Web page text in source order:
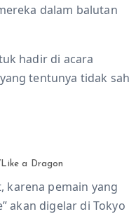
dalam balutan
hadir di acara
tentunya tidak sah
a Dragon
karena pemain yang
akan digelar di Tokyo